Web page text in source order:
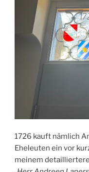
1726 kauft nämlich
Eheleuten ein vor
meinem